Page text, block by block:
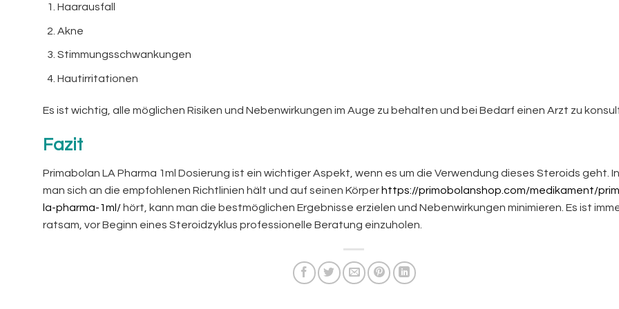
Haarausfall
Akne
Stimmungsschwankungen
Hautirritationen
Es ist wichtig, alle möglichen Risiken und Nebenwirkungen im Auge zu behalten und bei Bedarf einen Arzt zu
Fazit
Primabolan LA Pharma 1ml Dosierung ist ein wichtiger Aspekt, wenn es um die Verwendung dieses Steroids geht.
man sich an die empfohlenen Richtlinien hält und auf seinen Körper https://primobolanshop.com/medikament/
la-pharma-1ml/ hört, kann man die bestmöglichen Ergebnisse erzielen und Nebenwirkungen minimieren. Es ist
ratsam, vor Beginn eines Steroidzyklus professionelle Beratung einzuholen.